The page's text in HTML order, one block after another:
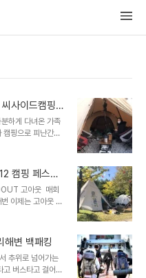
사이드캠핑장
하게 다녀온 가족
캠핑으로 피난간다
참 잘한 일 아닐
이어서 은별이가
걱정 안 하고 식
이어서.. 좋았다.
게 된 것 같아 좋았
는 것도 너무나 좋
캠핑 페스티
고아​웃 ​ 매회
이제는 고아웃 캠
러면서도 매번 가
하게되는 행사 ​​물
채로운 이벤트와
망스러운 요소들이
는 캠우들의 수도
변 백패킹
추위로 넘어가는
고 버스타고 걸어서